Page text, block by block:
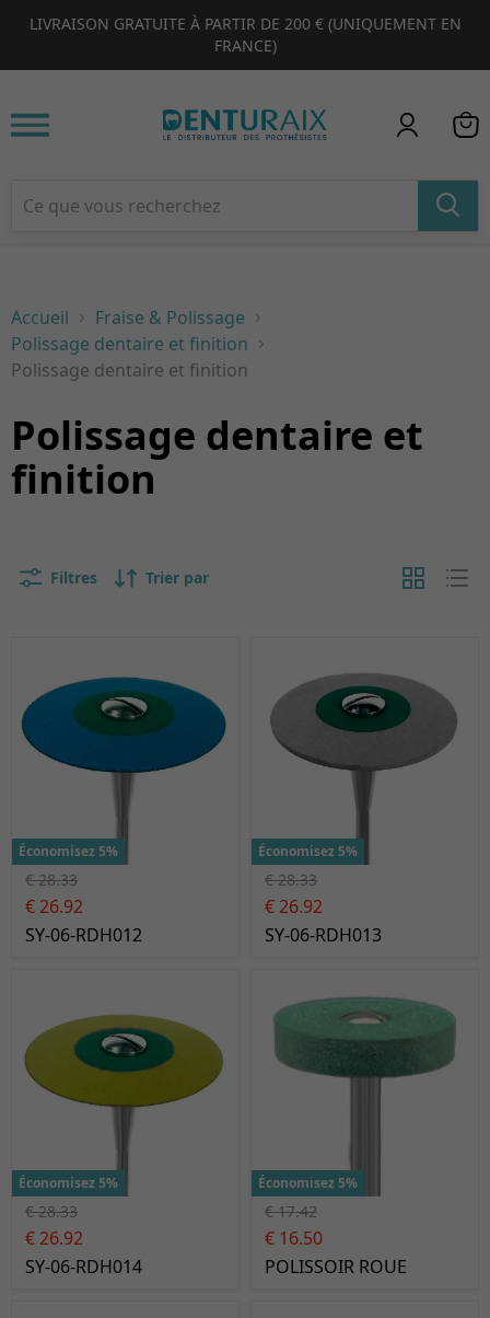
LIVRAISON GRATUITE À PARTIR DE 200 € (UNIQUEMENT EN
FRANCE)
1 2 3 4
Accueil
Fraise & Polissage
Polissage dentaire et finition
Polissage dentaire et finition
Polissage dentaire et
finition
Filtres Trier par
Économisez 5%
€ 28.33
€ 26.92
SY-06-RDH012
Économisez 5%
€ 28.33
€ 26.92
SY-06-RDH013
Économisez 5%
€ 28.33
€ 26.92
SY-06-RDH014
Économisez 5%
€ 17.42
€ 16.50
POLISSOIR ROUE